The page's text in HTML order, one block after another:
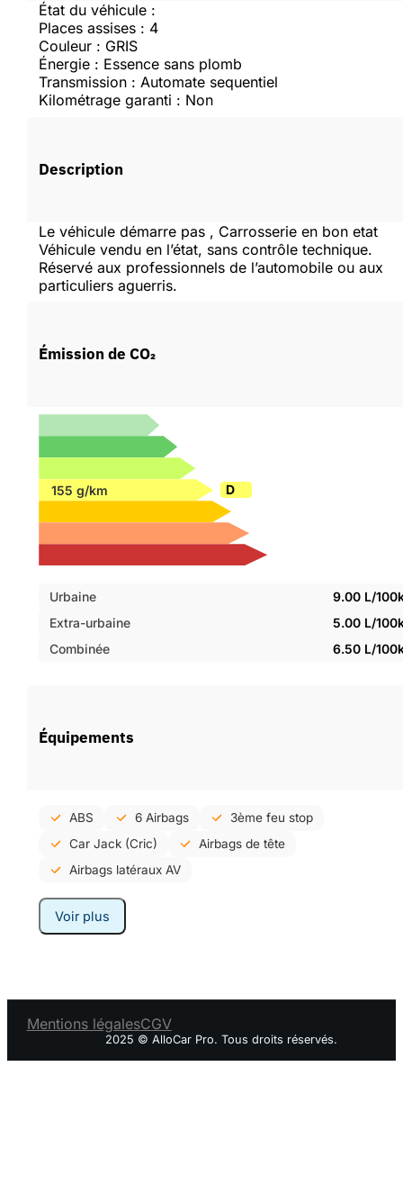
État du véhicule :
Places assises : 4
Couleur : GRIS
Énergie : Essence sans plomb
Transmission : Automate sequentiel
Kilométrage garanti : Non
Description
Le véhicule démarre pas , Carrosserie en bon etat
Véhicule vendu en l’état, sans contrôle technique.
Réservé aux professionnels de l’automobile ou aux
particuliers aguerris.
Émission de CO₂
D
Urbaine
9.00 L/
Extra-urbaine
5.00 L/
Combinée
6.50 L/
Équipements
ABS 6 Airbags
3ème feu stop
Car Jack (Cric)
Airbags de tête
Airbags latéraux AV
Voir plus
Mentions légalesCGV
2025 © AlloCar Pro. Tous droits réservés.